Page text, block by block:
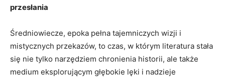
przesłania
Średniowiecze, epoka pełna tajemniczych wizji i
mistycznych przekazów, to czas, ‌w którym ‍literatura stała
się⁣ nie tylko narzędziem chronienia historii,⁣ ale także
medium ⁤eksplorującym głębokie lęki i nadzieje